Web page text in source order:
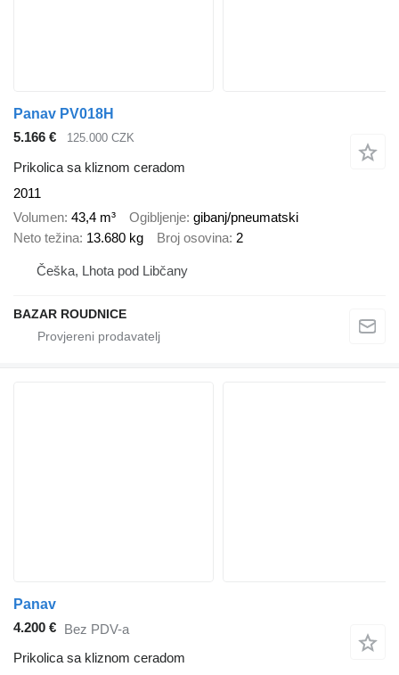
Panav PV018H
5.166 €
125.000 CZK
Prikolica sa kliznom ceradom
2011
Volumen 43,4 m³ Ogibljenje gibanj/pneumatski
Neto težina 13.680 kg Broj osovina 2
Češka, Lhota pod Libčany
BAZAR ROUDNICE
Panav
4.200 € Bez PDV-a
Prikolica sa kliznom ceradom